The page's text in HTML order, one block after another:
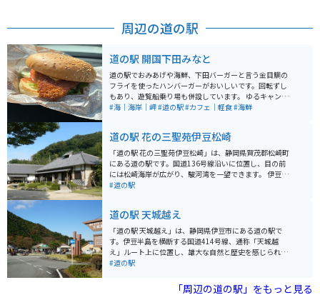
周辺の道の駅
道の駅 開国下田みなと
道の駅でおみあげや海鮮、下田バーガーと言う金目鯛の
フライを使ったハンバーガーがおいしいです。回転ずし
もあり、遊覧船乗り場も併設しています。 ゆるキャン△
でもリンちゃんが寄っていて有名になりました。 駐車場
#海｜海岸｜岬#道の駅#カフェ｜軽食#海鮮
道の駅 花の三聖苑伊豆松崎
「道の駅 花の三聖苑伊豆松崎」は、静岡県賀茂郡松崎町
にある道の駅です。国道136号線沿いに位置し、目の前
には松崎海岸が広がり、駿河湾を一望できます。 伊豆半
島を代表する観光スポット「堂ヶ島」や「黄金崎」にも
す。バイクで訪れる際は、道の駅に併設された無料駐車
場を利用できます。 名物は、地元産の食材をふんだんに
使った海鮮丼や、松崎町特産の「桜葉」を使ったお菓子
です。お土産にいかがでしょうか。 道の駅には、地元の
特産品を販売するショップや、食事処、観光案内所など
#道の駅
道の駅 天城越え
「道の駅 天城越え」は、静岡県伊豆市にある道の駅で
す。伊豆半島を横断する国道414号線、通称「天城越
え」ルート上に位置し、雄大な自然と歴史を感じられる
スポットです。 道の駅には、地元産の新鮮な野菜や果物
産が揃う物産館、そして天城の清流で育ったわさびや猪
肉を使った料理が味わえる食事処があります。名物の
#道の駅
「周辺の道の駅」をもっと見る